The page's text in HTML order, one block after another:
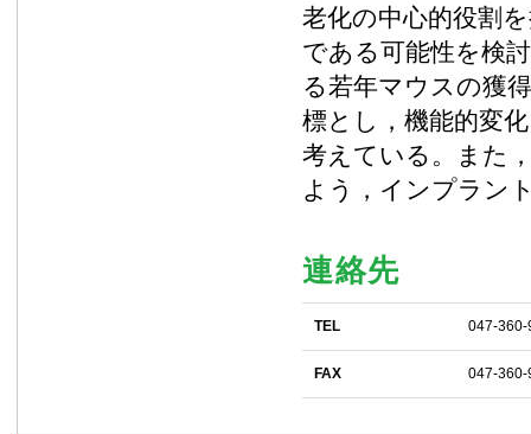
老化の中心的役割
である可能性を検
る若年マウスの獲
標とし，機能的変
考えている。また
よう，インプラン
連絡先
TEL 047-360-
FAX 047-360-